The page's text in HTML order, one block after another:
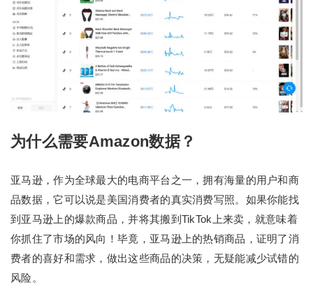
为什么需要Amazon数据？
亚马逊，作为全球最大的电商平台之一，拥有海量的用户和商
品数据，它可以说是美国消费者的真实消费写照。如果你能找
到亚马逊上的爆款商品，并将其搬到TikTok上来卖，就意味着
你抓住了市场的风向！毕竟，亚马逊上的热销商品，证明了消
费者的喜好和需求，做出这些商品的决策，无疑能减少试错的
风险。